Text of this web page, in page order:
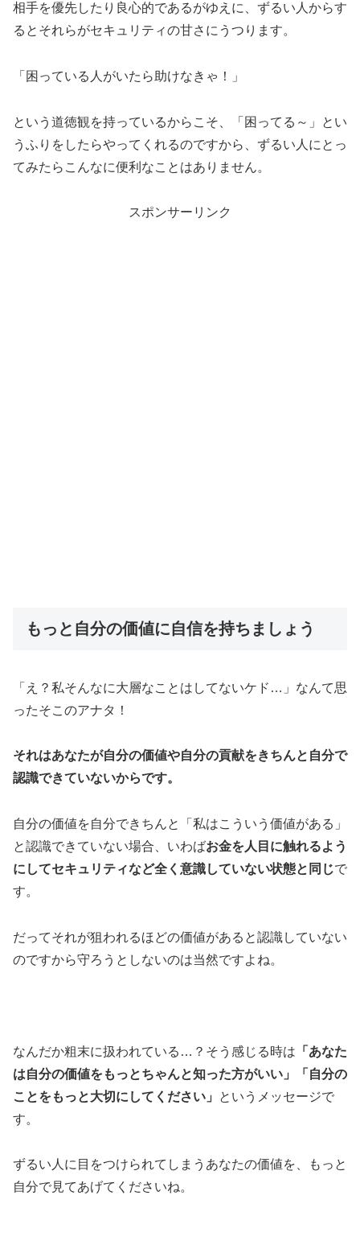
相手を優先したり良心的であるがゆえに、ずるい人からす
るとそれらがセキュリティの甘さにうつります。
「困っている人がいたら助けなきゃ！」
という道徳観を持っているからこそ、「困ってる～」とい
うふりをしたらやってくれるのですから、ずるい人にとっ
てみたらこんなに便利なことはありません。
スポンサーリンク
もっと自分の価値に自信を持ちましょう
「え？私そんなに大層なことはしてないケド…」なんて思
ったそこのアナタ！
それはあなたが自分の価値や自分の貢献をきちんと自分で
認識できていないからです。
自分の価値を自分できちんと「私はこういう価値がある」
と認識できていない場合、いわばお金を人目に触れるよう
にしてセキュリティなど全く意識していない状態と同じで
す。
だってそれが狙われるほどの価値があると認識していない
のですから守ろうとしないのは当然ですよね。
なんだか粗末に扱われている…？そう感じる時は 「あなた
は自分の価値をもっとちゃんと知った方がいい」「自分の
ことをもっと大切にしてください」
というメッセージで
す。
ずるい人に目をつけられてしまうあなたの価値を、もっと
自分で見てあげてくださいね。